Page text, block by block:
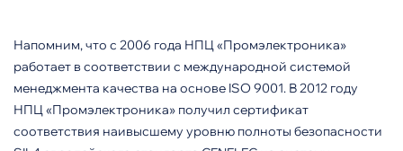
Напомним, что с 2006 года НПЦ «Промэлектроника»
работает в соответствии с международной системой
менеджмента качества на основе ISO 9001. В 2012 году
НПЦ «Промэлектроника» получил сертификат
соответствия наивысшему уровню полноты безопасности